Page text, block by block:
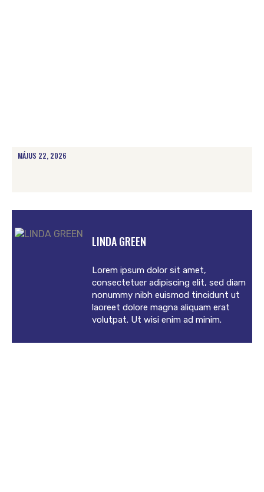
MÁJUS 22, 2026
LINDA GREEN
Lorem ipsum dolor sit amet,
consectetuer adipiscing elit, sed diam
nonummy nibh euismod tincidunt ut
laoreet dolore magna aliquam erat
volutpat. Ut wisi enim ad minim.